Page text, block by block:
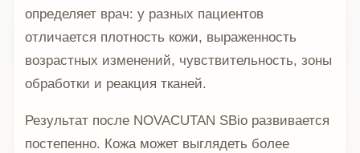
определяет врач: у разных пациентов
отличается плотность кожи, выраженность
возрастных изменений, чувствительность, зоны
обработки и реакция тканей.
Результат после NOVACUTAN SBio развивается
постепенно. Кожа может выглядеть более